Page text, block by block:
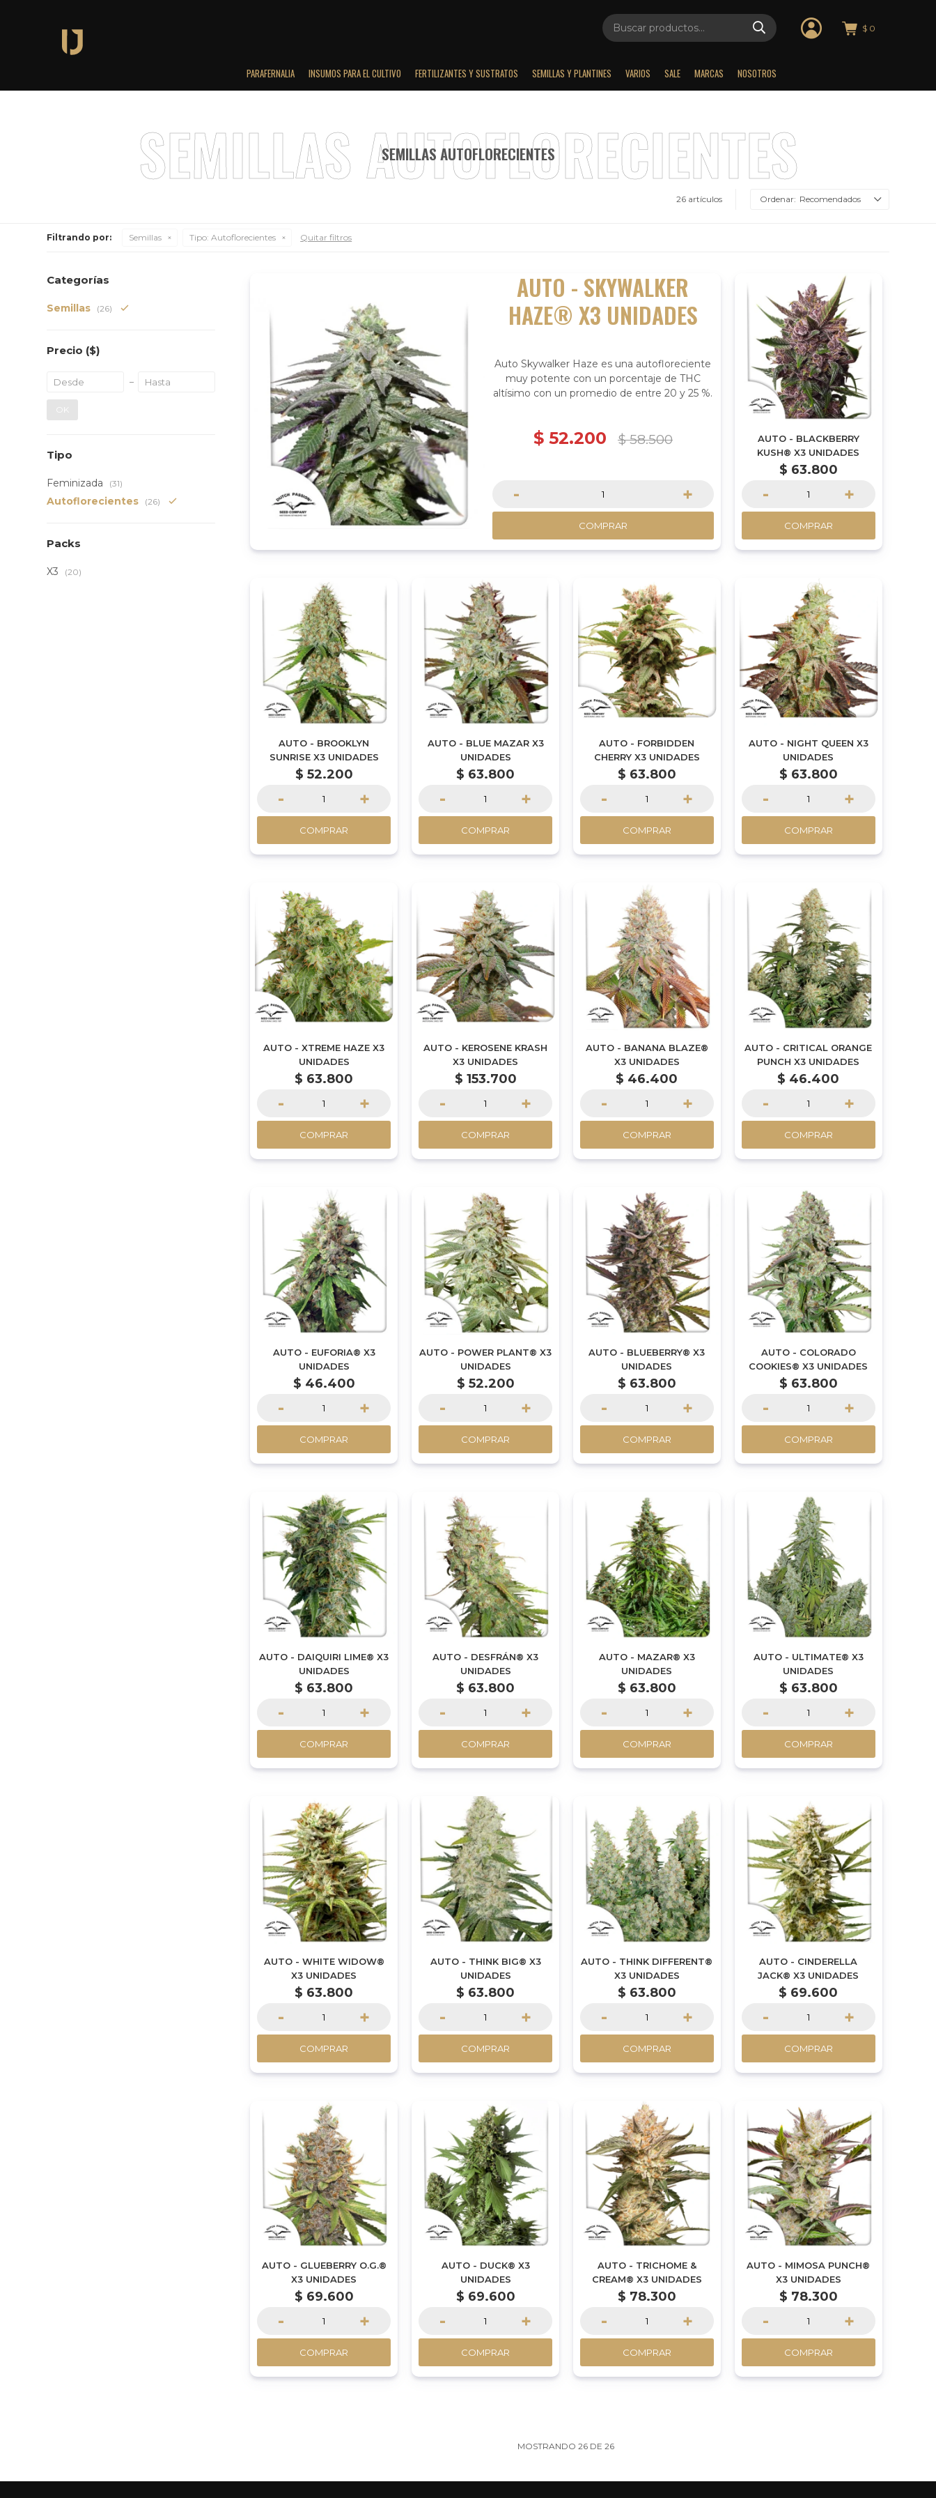
PARAFERNALIA INSUMOS PARA EL CULTIVO FERTILIZANTES Y SUSTRATOS SEMILLAS Y PLANTINES VARIOS SALE MARCAS NOSOTROS
$ 0
SEMILLAS AUTOFLORECIENTES
26 artículos Recomendados
Filtrando por: Semillas Tipo: Autoflorecientes Quitar filtros
AUTO - SKYWALKER
HAZE® X3 UNIDADES
Auto Skywalker Haze es una autofloreciente
muy potente con un porcentaje de THC
altísimo con un promedio de entre 20 y 25 %.
$ 52.200 $ 58.500
- +
COMPRAR
AUTO - BLACKBERRY
KUSH® X3 UNIDADES
$ 63.800
- +
COMPRAR
AUTO - BROOKLYN
SUNRISE X3 UNIDADES
$ 52.200
- +
COMPRAR
AUTO - BLUE MAZAR X3
UNIDADES
$ 63.800
- +
COMPRAR
AUTO - FORBIDDEN
CHERRY X3 UNIDADES
$ 63.800
- +
COMPRAR
AUTO - NIGHT QUEEN X3
UNIDADES
$ 63.800
- +
COMPRAR
AUTO - XTREME HAZE X3
UNIDADES
$ 63.800
- +
COMPRAR
AUTO - KEROSENE KRASH
X3 UNIDADES
$ 153.700
- +
COMPRAR
AUTO - BANANA BLAZE®
X3 UNIDADES
$ 46.400
- +
COMPRAR
AUTO - CRITICAL ORANGE
PUNCH X3 UNIDADES
$ 46.400
- +
COMPRAR
AUTO - EUFORIA® X3
UNIDADES
$ 46.400
- +
COMPRAR
AUTO - POWER PLANT® X3
UNIDADES
$ 52.200
- +
COMPRAR
AUTO - BLUEBERRY® X3
UNIDADES
$ 63.800
- +
COMPRAR
AUTO - COLORADO
COOKIES® X3 UNIDADES
$ 63.800
- +
COMPRAR
AUTO - DAIQUIRI LIME® X3
UNIDADES
$ 63.800
- +
COMPRAR
AUTO - DESFRÁN® X3
UNIDADES
$ 63.800
- +
COMPRAR
AUTO - MAZAR® X3
UNIDADES
$ 63.800
- +
COMPRAR
AUTO - ULTIMATE® X3
UNIDADES
$ 63.800
- +
COMPRAR
AUTO - WHITE WIDOW®
X3 UNIDADES
$ 63.800
- +
COMPRAR
AUTO - THINK BIG® X3
UNIDADES
$ 63.800
- +
COMPRAR
AUTO - THINK DIFFERENT®
X3 UNIDADES
$ 63.800
- +
COMPRAR
AUTO - CINDERELLA
JACK® X3 UNIDADES
$ 69.600
- +
COMPRAR
AUTO - GLUEBERRY O.G.®
X3 UNIDADES
$ 69.600
- +
COMPRAR
AUTO - DUCK® X3
UNIDADES
$ 69.600
- +
COMPRAR
AUTO - TRICHOME &
CREAM® X3 UNIDADES
$ 78.300
- +
COMPRAR
AUTO - MIMOSA PUNCH®
X3 UNIDADES
$ 78.300
- +
COMPRAR
MOSTRANDO26 DE26
Categorías
Semillas (26)
Precio ($)
OK
Tipo
Feminizada (31)
Autoflorecientes (26)
Packs
X3 (20)